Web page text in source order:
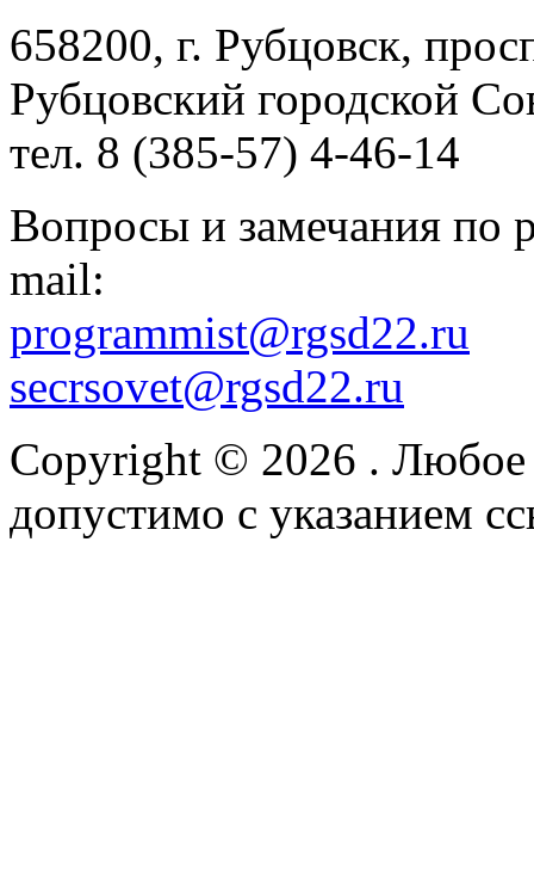
658200, г. Рубцовск,
Рубцовский городской
тел. 8 (385-57) 4-46-14
Вопросы и замечания по
mail:
programmist@rgsd22.ru
secrsovet@rgsd22.ru
Copyright © 2026 . Любое
допустимо с указанием